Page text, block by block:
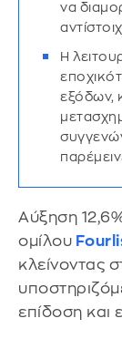
να
Η
εξόδων,
Αύξηση
ομίλου
κλείνοντας
επίδοση και